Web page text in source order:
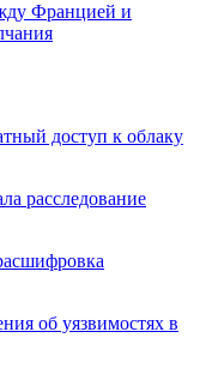
Францией и
доступ к облаку
расследование
об уязвимостях в